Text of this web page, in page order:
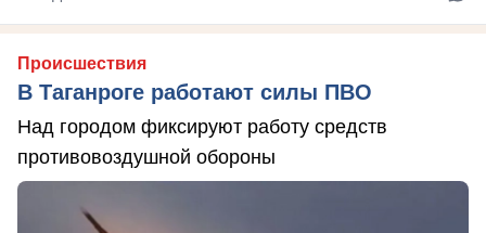
Происшествия
В Таганроге работают силы ПВО
Над городом фиксируют работу средств
противовоздушной обороны